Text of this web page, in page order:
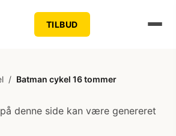
TILBUD
/ Batman cykel 16 tommer
denne side kan være genereret